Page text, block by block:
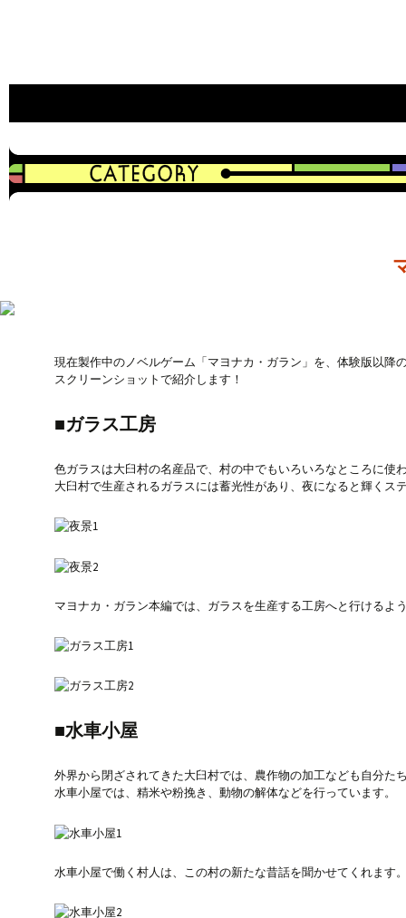
現在製作中のノベルゲーム「マヨナカ・ガラン」を、体験版以降
スクリーンショットで紹介します！
■ガラス工房
色ガラスは大臼村の名産品で、村の中でもいろいろなところに使
大臼村で生産されるガラスには蓄光性があり、夜になると輝くス
マヨナカ・ガラン本編では、ガラスを生産する工房へと行けるよ
■水車小屋
外界から閉ざされてきた大臼村では、農作物の加工なども自分た
水車小屋では、精米や粉挽き、動物の解体などを行っています。
水車小屋で働く村人は、この村の新たな昔話を聞かせてくれます